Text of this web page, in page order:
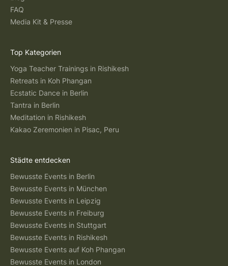
FAQ
Media Kit & Presse
Top Kategorien
Yoga Teacher Trainings in Rishikesh
Retreats in Koh Phangan
Ecstatic Dance in Berlin
Tantra in Berlin
Meditation in Rishikesh
Kakao Zeremonien in Pisac, Peru
Städte entdecken
Bewusste Events in Berlin
Bewusste Events in München
Bewusste Events in Leipzig
Bewusste Events in Freiburg
Bewusste Events in Stuttgart
Bewusste Events in Rishikesh
Bewusste Events auf Koh Phangan
Bewusste Events in London